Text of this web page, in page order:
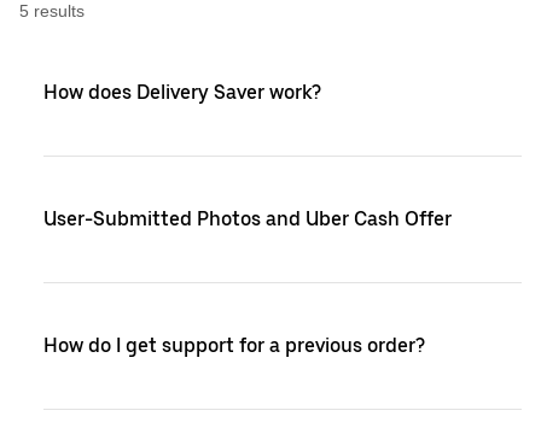
5 results
How does Delivery Saver work?
User-Submitted Photos and Uber Cash Offer
How do I get support for a previous order?